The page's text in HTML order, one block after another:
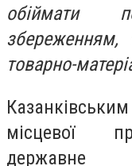
обіймати
збереженням,
товарно-
місцевої